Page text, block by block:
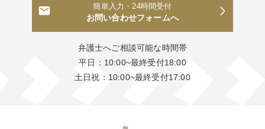
簡単入力・24時間受付
お問い合わせフォームへ
弁護士へご相談可能な時間帯
平日：10:00~最終受付18:00
土日祝：10:00~最終受付17:00